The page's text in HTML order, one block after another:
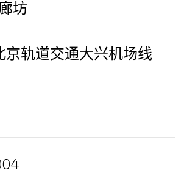
坊
轨道交通大兴机场线